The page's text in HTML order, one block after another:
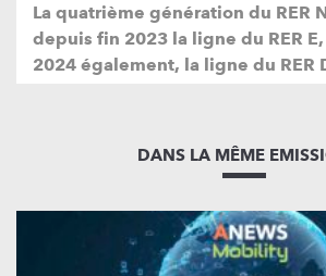
La quatrième génération du RER
depuis fin 2023 la ligne du RER
2024 également, la ligne du RER
DANS LA MÊME